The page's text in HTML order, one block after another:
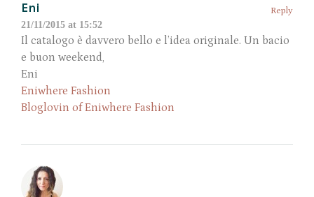
Eni
21/11/2015 at 15:52
Reply
Il catalogo è davvero bello e l’idea originale. Un bacio
e buon weekend,
Eni
Eniwhere Fashion
Bloglovin of Eniwhere Fashion